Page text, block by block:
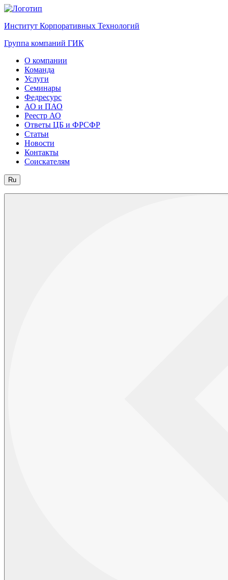
Институт Корпоративных Технологий
Группа компаний ГИК
О компании
Команда
Услуги
Семинары
Федресурс
АО и ПАО
Реестр АО
Ответы ЦБ и ФРСФР
Статьи
Новости
Контакты
Соискателям
Ru